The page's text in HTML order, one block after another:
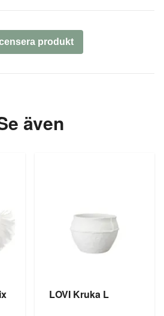
produkt
även
LOVI Kruka L